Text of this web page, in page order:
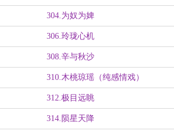
304.为奴为婢
306.玲珑心机
308.辛与秋沙
310.木桃琼瑶（纯感情戏）
312.极目远眺
314.陨星天降